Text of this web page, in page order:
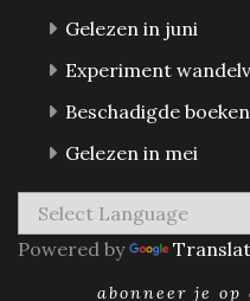
Gelezen in juni
Experiment
Beschadigde boeken
Gelezen in mei
Powered by
abonneer je